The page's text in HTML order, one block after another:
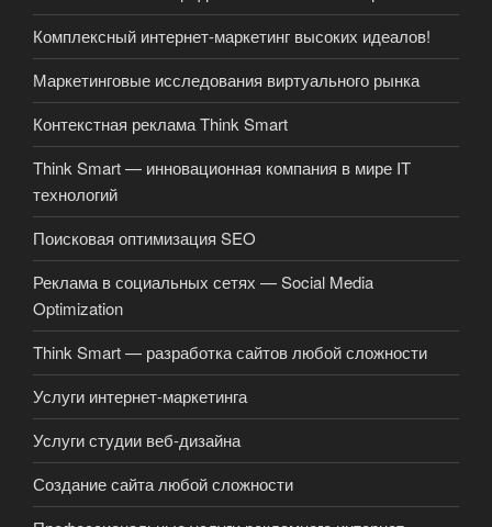
Комплексный интернет-маркетинг высоких идеалов!
Маркетинговые исследования виртуального рынка
Контекстная реклама Think Smart
Think Smart — инновационная компания в мире IT
технологий
Поисковая оптимизация SEO
Реклама в социальных сетях — Social Media
Optimization
Think Smart — разработка сайтов любой сложности
Услуги интернет-маркетинга
Услуги студии веб-дизайна
Создание сайта любой сложности